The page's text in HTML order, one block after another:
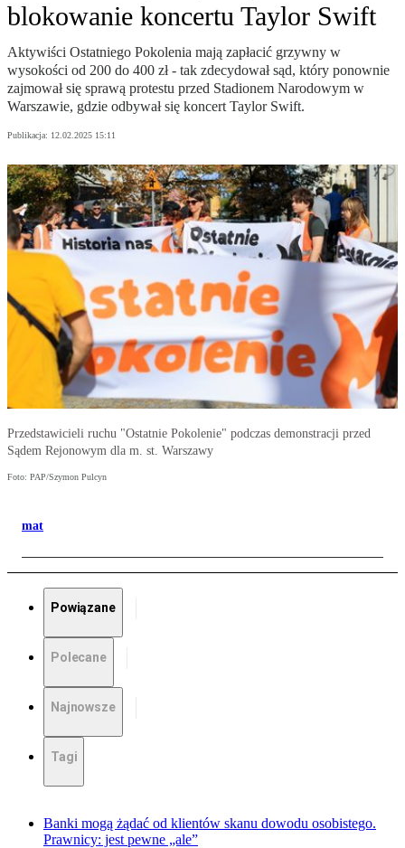
blokowanie koncertu Taylor Swift
Aktywiści Ostatniego Pokolenia mają zapłacić grzywny w
wysokości od 200 do 400 zł - tak zdecydował sąd, który ponownie
zajmował się sprawą protestu przed Stadionem Narodowym w
Warszawie, gdzie odbywał się koncert Taylor Swift.
Publikacja: 12.02.2025 15:11
Przedstawicieli ruchu "Ostatnie Pokolenie" podczas demonstracji przed
Sądem Rejonowym dla m. st. Warszawy
Foto: PAP/Szymon Pulcyn
mat
Powiązane
Polecane
Najnowsze
Tagi
Banki mogą żądać od klientów skanu dowodu osobistego.
Prawnicy: jest pewne „ale”